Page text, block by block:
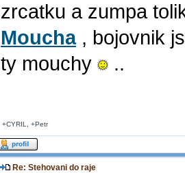
zrcatku a zumpa
Moucha, bojovnik
ty mouchy
..
+CYRIL, +Petr
Re: Stehovani do raje